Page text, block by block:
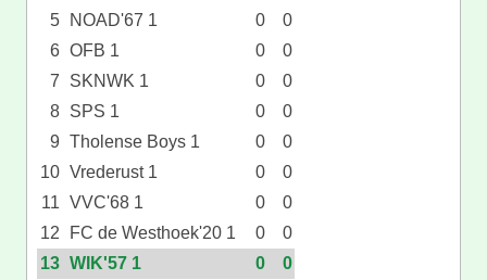
5
NOAD'67 1 0
0
6 OFB 1 0
0
7
SKNWK 1 0
0
8 SPS 1 0
0
9 Tholense Boys 1 0
0
10 Vrederust 1 0
0
11 VVC'68 1 0
0
12
FC de Westhoek'20 1 0
0
13 WIK'57 1 0
0